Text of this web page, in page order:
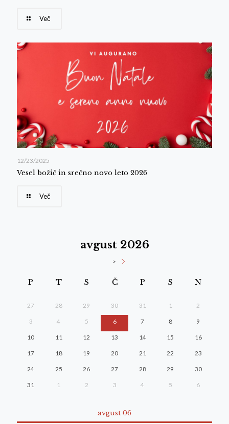
Več
12/23/2025
Vesel božič in srečno novo leto 2026
Več
avgust 2026
>
P T S Č P S N
27 28 29 30 31 1 2
3 4 5 6 7 8 9
10 11 12 13 14 15 16
17 18 19 20 21 22 23
24 25 26 27 28 29 30
31 1 2 3 4 5 6
avgust 06